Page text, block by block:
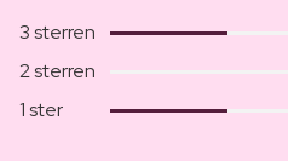
3 sterren
2 sterren
1 ster